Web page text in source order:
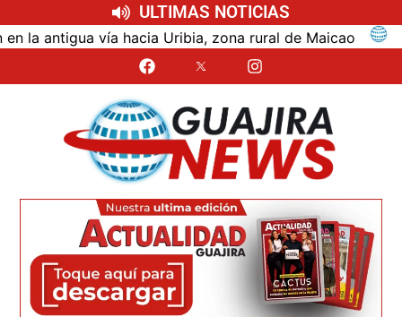
ULTIMAS NOTICIAS
vía hacia Uribia, zona rural de Maicao